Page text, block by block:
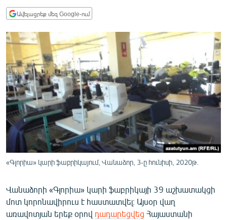
ՂԱՐԱԲԱՂ
ՏԱՐԱԾԱՇՐՋԱՆ
ՄԻՋԱԶԳԱՅԻՆ
ՄՇԱԿՈՒՅԹ
ՍՊՈՐՏ
ՄԵԿՆԱԲԱՆՈՒԹՅՈՒՆ
ՏՏ ԵՒ ԻՆՏԵՐՆԵՏ
ՏԵՍԱՆՅՈՒԹԵՐ
ԲԱՆԱՎԵՃ
Ավելացրեք մեզ Google-ում
«Գլորիա» կարի ֆաբրիկայում, Վանաձոր, 3-ը հունիսի, 2020թ.
Վանաձորի «Գլորիա» կարի ֆաբրիկայի 39 աշխատակցի
մոտ կորոնավիրուս է հաստատվել։ Այսօր վաղ
առավոտյան երեք օրով դադարեցվեց Հայաստանի